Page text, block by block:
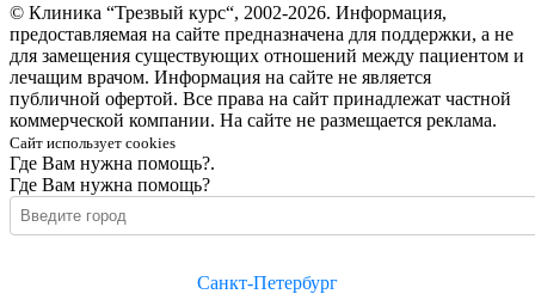
© Клиника “Трезвый курс“, 2002-2026. Информация,
предоставляемая на сайте предназначена для поддержки, а не
для замещения существующих отношений между пациентом и
лечащим врачом. Информация на сайте не является
публичной офертой. Все права на сайт принадлежат частной
коммерческой компании. На сайте не размещается реклама.
Сайт использует cookies
Где Вам нужна помощь?.
Где Вам нужна помощь?
Санкт-Петербург